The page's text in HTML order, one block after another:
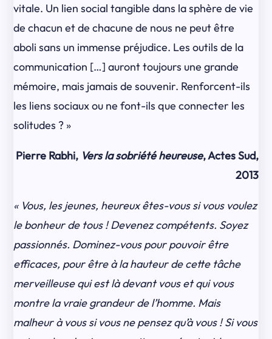
vitale. Un lien social tangible dans la sphère de vie
de chacun et de chacune de nous ne peut être
aboli sans un immense préjudice. Les outils de la
communication […] auront toujours une grande
mémoire, mais jamais de souvenir. Renforcent-ils
les liens sociaux ou ne font-ils que connecter les
solitudes ? »
Pierre Rabhi, Vers la sobriété heureuse, Actes Sud,
2013
« Vous, les jeunes, heureux êtes-vous si vous voulez
le bonheur de tous ! Devenez compétents. Soyez
passionnés. Dominez-vous pour pouvoir être
efficaces, pour être à la hauteur de cette tâche
merveilleuse qui est là devant vous et qui vous
montre la vraie grandeur de l’homme. Mais
malheur à vous si vous ne pensez qu’à vous ! Si vous